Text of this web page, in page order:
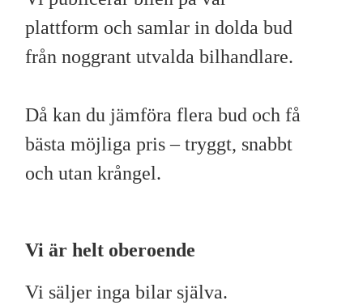
plattform och samlar in dolda bud
från noggrant utvalda bilhandlare.
Då kan du jämföra flera bud och få
bästa möjliga pris – tryggt, snabbt
och utan krångel.
Vi är helt oberoende
Vi säljer inga bilar själva.